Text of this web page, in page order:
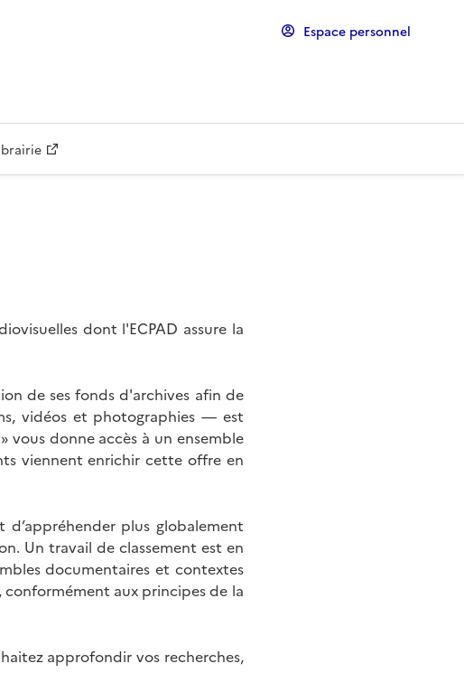
Espace personnel
dont l'ECPAD assure la
de ses fonds d'archives afin de
vidéos et photographies — est
» vous donne accès à un ensemble
viennent enrichir cette offre en
plus globalement
Un travail de classement est en
documentaires et contextes
aux principes de la
approfondir vos recherches,